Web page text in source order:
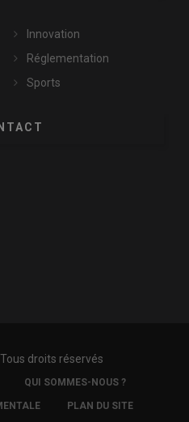
Innovation
Réglementation
Sports
droits réservés
QUI SOMMES-NOUS ?
PLAN DU SITE